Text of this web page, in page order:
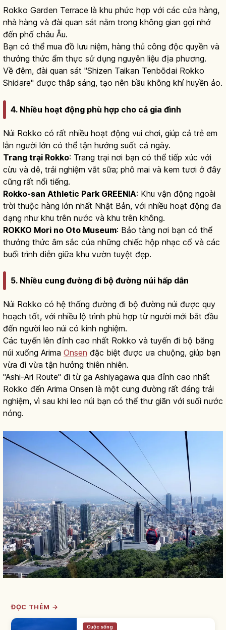
Rokko Garden Terrace là khu phức hợp với các cửa hàng,
nhà hàng và đài quan sát nằm trong không gian gợi nhớ
đến phố châu Âu.
Bạn có thể mua đồ lưu niệm, hàng thủ công độc quyền và
thưởng thức ẩm thực sử dụng nguyên liệu địa phương.
Về đêm, đài quan sát "Shizen Taikan Tenbōdai Rokko
Shidare" được thắp sáng, tạo nên bầu không khí huyền ảo.
4. Nhiều hoạt động phù hợp cho cả gia đình
Núi Rokko có rất nhiều hoạt động vui chơi, giúp cả trẻ em
lẫn người lớn có thể tận hưởng suốt cả ngày.
Trang trại Rokko: Trang trại nơi bạn có thể tiếp xúc với
cừu và dê, trải nghiệm vắt sữa; phô mai và kem tươi ở đây
cũng rất nổi tiếng.
Rokko-san Athletic Park GREENIA: Khu vận động ngoài
trời thuộc hàng lớn nhất Nhật Bản, với nhiều hoạt động đa
dạng như khu trên nước và khu trên không.
ROKKO Mori no Oto Museum: Bảo tàng nơi bạn có thể
thưởng thức âm sắc của những chiếc hộp nhạc cổ và các
buổi trình diễn giữa khu vườn tuyệt đẹp.
5. Nhiều cung đường đi bộ đường núi hấp dẫn
Núi Rokko có hệ thống đường đi bộ đường núi được quy
hoạch tốt, với nhiều lộ trình phù hợp từ người mới bắt đầu
đến người leo núi có kinh nghiệm.
Các tuyến lên đỉnh cao nhất Rokko và tuyến đi bộ băng
núi xuống Arima Onsen đặc biệt được ưa chuộng, giúp bạn
vừa đi vừa tận hưởng thiên nhiên.
"Ashi-Ari Route" đi từ ga Ashiyagawa qua đỉnh cao nhất
Rokko đến Arima Onsen là một cung đường rất đáng trải
nghiệm, vì sau khi leo núi bạn có thể thư giãn với suối nước
nóng.
ĐỌC THÊM →
Cuộc sống